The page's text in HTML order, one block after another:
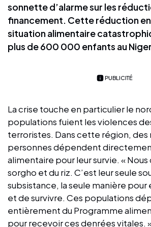
sonnette d’alarme sur les
financement. Cette réduction
situation alimentaire
plus de 600 000 enfants au
PUBLICITÉ
La crise touche en particulier le
populations fuient les violences
terroristes. Dans cette région, des
personnes dépendent
alimentaire pour leur survie. «
sorgho et du riz. C’est leur seule
subsistance, la seule manière pour
et de survivre. Ces populations
entièrement du Programme
pour recevoir ces denrées vitales.